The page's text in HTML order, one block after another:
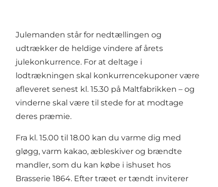
Julemanden står for nedtællingen og
udtrækker de heldige vindere af årets
julekonkurrence. For at deltage i
lodtrækningen skal konkurrencekuponer være
afleveret senest kl. 15.30 på Maltfabrikken – og
vinderne skal være til stede for at modtage
deres præmie.
Fra kl. 15.00 til 18.00 kan du varme dig med
gløgg, varm kakao, æbleskiver og brændte
mandler, som du kan købe i ishuset hos
Brasserie 1864. Efter træet er tændt inviterer